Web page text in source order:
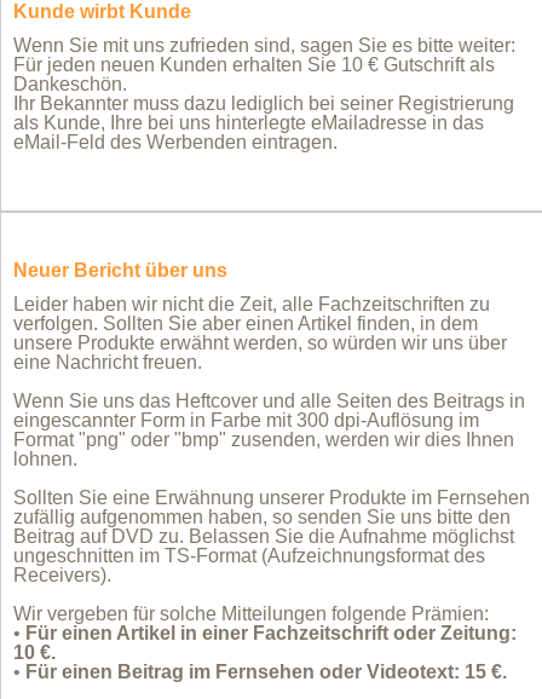
Kunde wirbt Kunde
Wenn Sie mit uns zufrieden sind, sagen Sie es bitte weiter:
Für jeden neuen Kunden erhalten Sie 10 € Gutschrift als
Dankeschön.
Ihr Bekannter muss dazu lediglich bei seiner Registrierung
als Kunde, Ihre bei uns hinterlegte eMailadresse in das
eMail-Feld des Werbenden eintragen.
Neuer Bericht über uns
Leider haben wir nicht die Zeit, alle Fachzeitschriften zu
verfolgen. Sollten Sie aber einen Artikel finden, in dem
unsere Produkte erwähnt werden, so würden wir uns über
eine Nachricht freuen.
Wenn Sie uns das Heftcover und alle Seiten des Beitrags in
eingescannter Form in Farbe mit 300 dpi-Auflösung im
Format "png" oder "bmp" zusenden, werden wir dies Ihnen
lohnen.
Sollten Sie eine Erwähnung unserer Produkte im Fernsehen
zufällig aufgenommen haben, so senden Sie uns bitte den
Beitrag auf DVD zu. Belassen Sie die Aufnahme möglichst
ungeschnitten im TS-Format (Aufzeichnungsformat des
Receivers).
Wir vergeben für solche Mitteilungen folgende Prämien:
• Für einen Artikel in einer Fachzeitschrift oder Zeitung:
10 €.
• Für einen Beitrag im Fernsehen oder Videotext: 15 €.